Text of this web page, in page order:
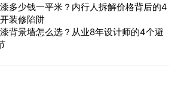
多少钱一平米？内行人拆解价格背后的4
装修陷阱
背景墙怎么选？从业8年设计师的4个避